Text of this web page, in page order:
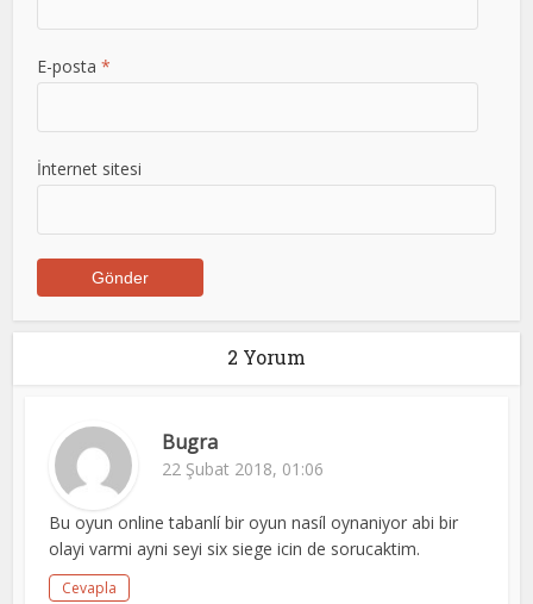
E-posta*
İnternet sitesi
2 Yorum
Bugra
22 Şubat 2018, 01:06
Bu oyun online tabanlí bir oyun nasíl oynaniyor abi bir
olayi varmi ayni seyi six siege icin de sorucaktim.
Cevapla